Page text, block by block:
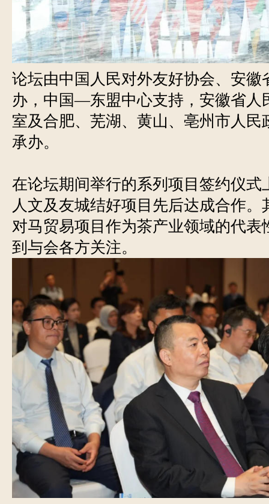
论坛由中国人民对外友好协会、安徽
办，中国—东盟中心支持，安徽省人
室及合肥、芜湖、黄山、亳州市人民
承办。
在论坛期间举行的系列项目签约仪式
人文及友城结好项目先后达成合作。
对马贸易项目作为茶产业领域的代表
到与会各方关注。